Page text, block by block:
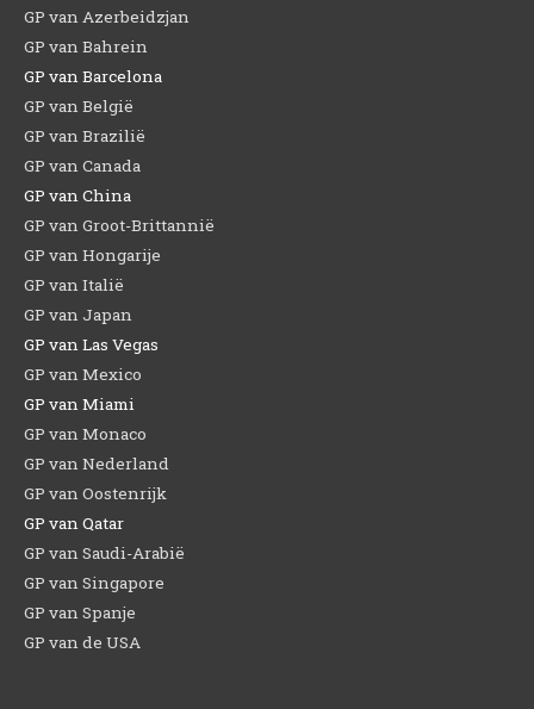
GP van Azerbeidzjan
GP van Bahrein
GP van Barcelona
GP van België
GP van Brazilië
GP van Canada
GP van China
GP van Groot-Brittannië
GP van Hongarije
GP van Italië
GP van Japan
GP van Las Vegas
GP van Mexico
GP van Miami
GP van Monaco
GP van Nederland
GP van Oostenrijk
GP van Qatar
GP van Saudi-Arabië
GP van Singapore
GP van Spanje
GP van de USA